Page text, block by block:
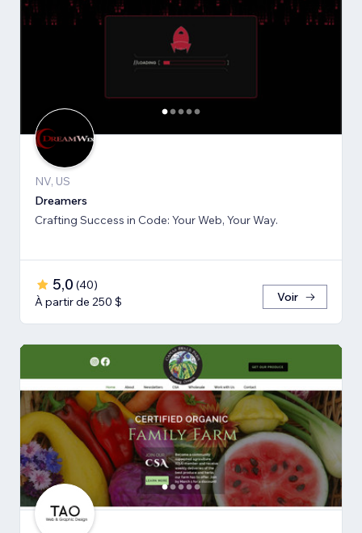
NV, US
Dreamers
Crafting Success in Code: Your Web, Your Way.
5,0 (40)
À partir de 250 $
Voir